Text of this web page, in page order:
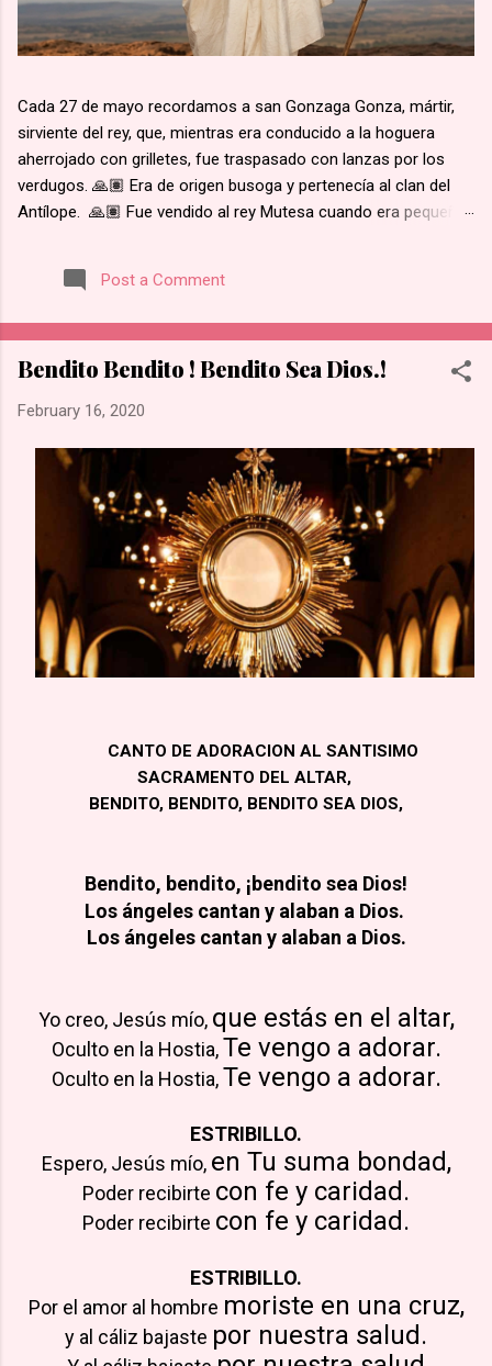
Cada 27 de mayo recordamos a san Gonzaga Gonza, mártir,
sirviente del rey, que, mientras era conducido a la hoguera
aherrojado con grilletes, fue traspasado con lanzas por los
verdugos. 🙏🏽 Era de origen busoga y pertenecía al clan del
Antílope. 🙏🏽 Fue vendido al rey Mutesa cuando era pequeño,
custodia de los prisioneros. 🙏🏽 Recibió instrucción religiosa
de los Padres Blancos. 🙏🏽 Recibió el bautismo al día
Cuando el rey de Burgunda, hoy Uganda, le ordenó retractarse
de su fe, rehusó. Junto con otros mártires se le condujo en
su hogar. 🙏🏽 Según la costumbre, se ejecutaba a un
prisionero en cada cruce de camino, él fue el primero en caer
por el mal estado en que se encontraba. 🙏🏽 Murió en
Lubawo, fue alanceado y decapitado y sus restos dejados al
borde del camino....
Post a Comment
Bendito Bendito ! Bendito Sea Dios.!
February 16, 2020
CANTO DE ADORACION AL SANTISIMO
SACRAMENTO DEL ALTAR,
BENDITO, BENDITO, BENDITO SEA DIOS,
Bendito, bendito, ¡bendito sea Dios!
Los ángeles cantan y alaban a Dios.
Los ángeles cantan y alaban a Dios.
Yo creo, Jesús mío, que estás en el altar,
Oculto en la Hostia,Te vengo a adorar.
Oculto en la Hostia,Te vengo a adorar.
ESTRIBILLO.
Espero, Jesús mío, en Tu suma bondad,
Poder recibirte con fe y caridad.
Poder recibirte con fe y caridad.
ESTRIBILLO.
Por el amor al hombre moriste en una cruz,
y al cáliz bajaste por nuestra salud.